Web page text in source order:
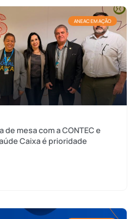
ANEAC EM AÇÃO
de mesa com a CONTEC e
Caixa é prioridade